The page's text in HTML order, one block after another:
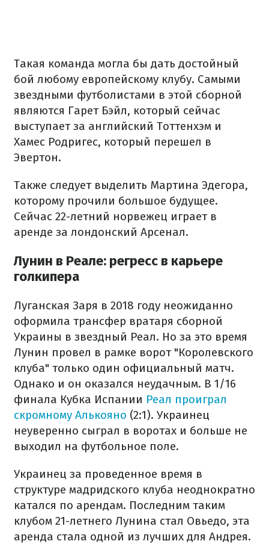
Такая команда могла бы дать достойный
бой любому европейскому клубу. Самыми
звездными футболистами в этой сборной
являются Гарет Бэйл, который сейчас
выступает за английский Тоттенхэм и
Хамес Родригес, который перешел в
Эвертон.
Также следует выделить Мартина Эдегора,
которому прочили большое будущее.
Сейчас 22-летний норвежец играет в
аренде за лондонский Арсенал.
Лунин в Реале: регресс в карьере
голкипера
Луганская Заря в 2018 году неожиданно
оформила трансфер вратаря сборной
Украины в звездный Реал. Но за это время
Лунин провел в рамке ворот "Королевского
клуба" только один официальный матч.
Однако и он оказался неудачным. В 1/16
финала Кубка Испании Реал проиграл
скромному Алькояно (2:1). Украинец
неуверенно сыграл в воротах и ​​больше не
выходил на футбольное поле.
Украинец за проведенное время в
структуре мадридского клуба неоднократно
катался по арендам. Последним таким
клубом 21-летнего Лунина стал Овьедо, эта
аренда стала одной из лучших для Андрея.